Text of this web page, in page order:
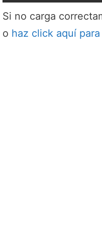
Si no carga
o haz click aquí